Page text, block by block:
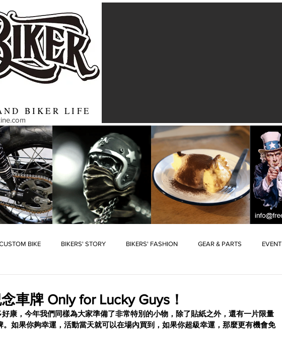
BIKER LIFE
BIKE BIKERS' STORY BIKERS' FASHION GEAR & PARTS EVENT
念車牌 Only for Lucky Guys！
好康，今年我們同樣為大家準備了非常特別的小物，除了貼紙之外，還有一片限量
。如果你夠幸運，活動當天就可以在場內買到，如果你超級幸運，那麼更有機會免